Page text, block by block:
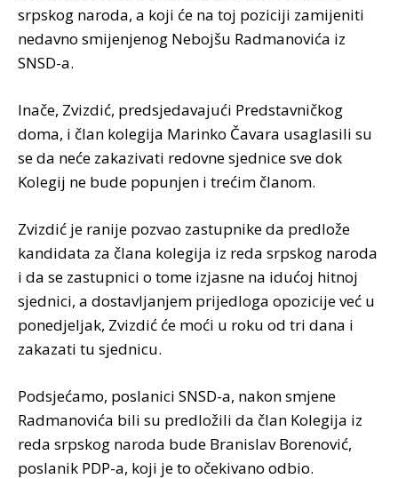
srpskog naroda, a koji će na toj poziciji zamijeniti
nedavno smijenjenog Nebojšu Radmanovića iz
SNSD-a.
Inače, Zvizdić, predsjedavajući Predstavničkog
doma, i član kolegija Marinko Čavara usaglasili su
se da neće zakazivati redovne sjednice sve dok
Kolegij ne bude popunjen i trećim članom.
Zvizdić je ranije pozvao zastupnike da predlože
kandidata za člana kolegija iz reda srpskog naroda
i da se zastupnici o tome izjasne na idućoj hitnoj
sjednici, a dostavljanjem prijedloga opozicije već u
ponedjeljak, Zvizdić će moći u roku od tri dana i
zakazati tu sjednicu.
Podsjećamo, poslanici SNSD-a, nakon smjene
Radmanovića bili su predložili da član Kolegija iz
reda srpskog naroda bude Branislav Borenović,
poslanik PDP-a, koji je to očekivano odbio.